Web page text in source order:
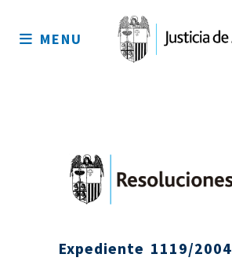
sitio
MENU
Expediente 1119/2004